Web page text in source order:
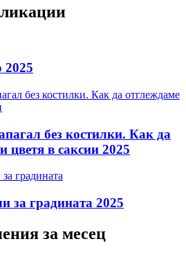
без костилки. Как да
цветя в саксии 2025
за градината 2025
за месец